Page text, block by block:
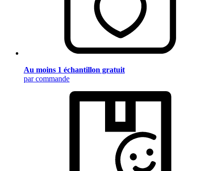
Au moins 1 échantillon gratuit
par commande